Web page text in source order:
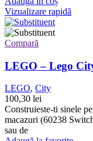
Vizualizare rapidă
Compară
LEGO – Lego
LEGO, City
100,30 lei
Construieste-ti sinele
macazuri (60238
sau de